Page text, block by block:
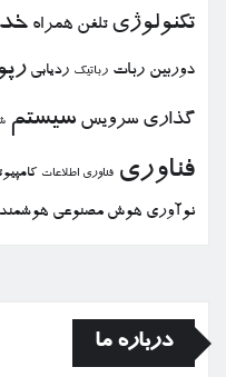
تكنولوژی تلفن همراه
دوربین ربات رباتیك ردیابی
گذاری سرویس سیستم
فناوری فناوری اطلاعات
نوآوری هوش مصنوعی هوشمند
درباره ما